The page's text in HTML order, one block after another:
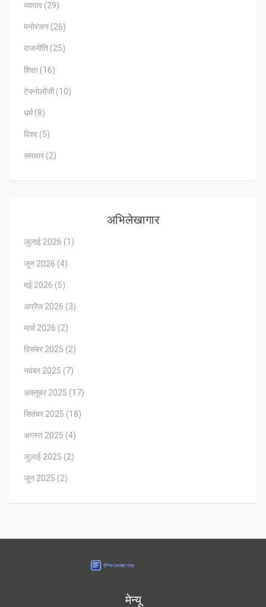
व्यापार (29)
मनोरंजन (26)
राजनीति (25)
शिक्षा (16)
टेक्नोलॉजी (10)
धर्म (8)
विश्व (5)
समचार (2)
अभिलेखागार
जुलाई 2026 (1)
जून 2026 (4)
मई 2026 (5)
अप्रैल 2026 (3)
मार्च 2026 (2)
दिसंबर 2025 (2)
नवंबर 2025 (7)
अक्तूबर 2025 (17)
सितंबर 2025 (18)
अगस्त 2025 (4)
जुलाई 2025 (2)
जून 2025 (2)
मेन्यू